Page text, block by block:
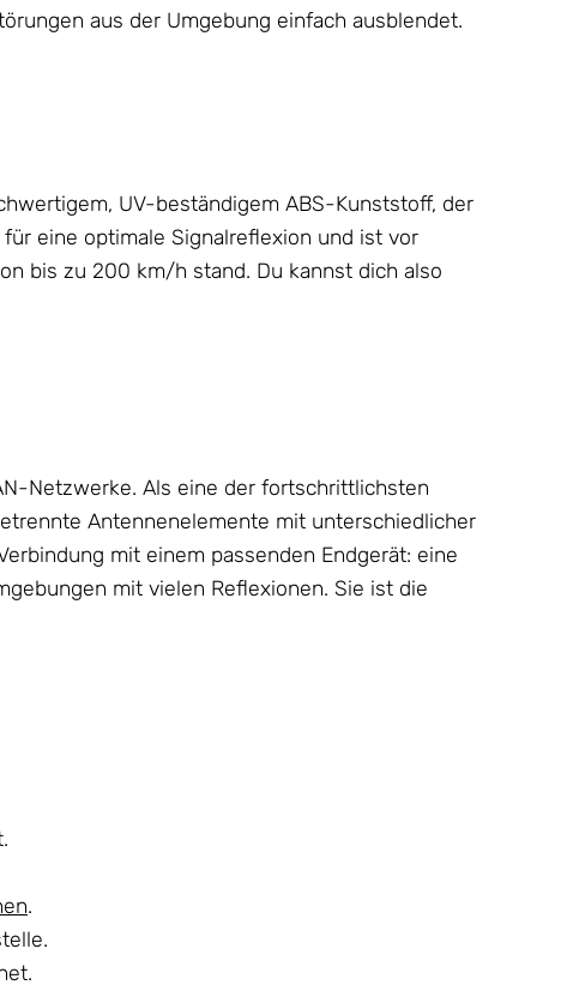
aus der Umgebung einfach ausblendet.
UV-beständigem ABS-Kunststoff, der
eine optimale Signalreflexion und ist vor
bis zu 200 km/h stand. Du kannst dich also
Netzwerke. Als eine der fortschrittlichsten
Antennenelemente mit unterschiedlicher
mit einem passenden Endgerät: eine
mit vielen Reflexionen. Sie ist die
.